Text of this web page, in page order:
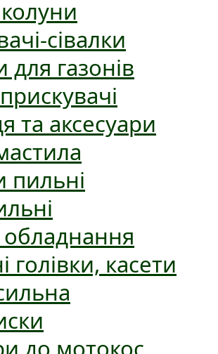
сівалки
газонів
та аксесуари
голівки, касети